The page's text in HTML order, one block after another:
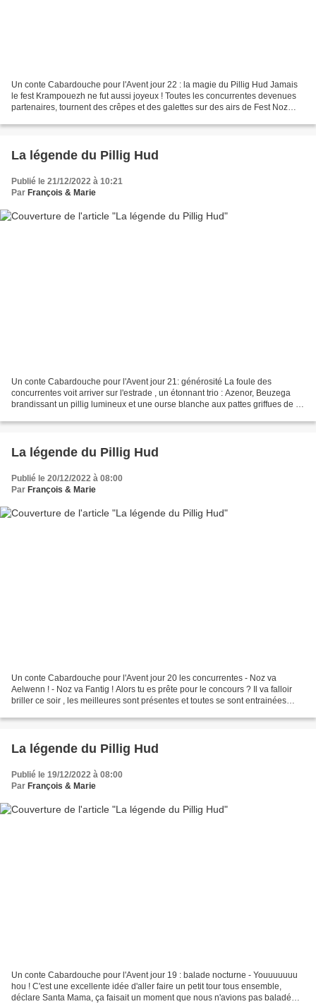
Un conte Cabardouche pour l'Avent jour 22 : la magie du Pillig Hud Jamais
le fest Krampouezh ne fut aussi joyeux ! Toutes les concurrentes devenues
partenaires, tournent des crêpes et des galettes sur des airs de Fest Noz
La légende du Pillig Hud
Publié le 21/12/2022 à 10:21
Par François & Marie
Un conte Cabardouche pour l'Avent jour 21: générosité La foule des
concurrentes voit arriver sur l'estrade , un étonnant trio : Azenor, Beuzega
brandissant un pillig lumineux et une ourse blanche aux pattes griffues de la
La légende du Pillig Hud
Publié le 20/12/2022 à 08:00
Par François & Marie
Un conte Cabardouche pour l'Avent jour 20 les concurrentes - Noz va
Aelwenn ! - Noz va Fantig ! Alors tu es prête pour le concours ? Il va falloir
briller ce soir , les meilleures sont présentes et toutes se sont entrainées
La légende du Pillig Hud
Publié le 19/12/2022 à 08:00
Par François & Marie
Un conte Cabardouche pour l'Avent jour 19 : balade nocturne - Youuuuuuu
hou ! C'est une excellente idée d'aller faire un petit tour tous ensemble,
déclare Santa Mama, ça faisait un moment que nous n'avions pas baladé